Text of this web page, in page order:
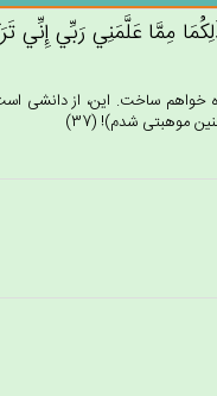
ذَلِكُمَا مِمَّا عَلَّمَنِي‌ رَبِّي‌
خواهم ساخت. اين، از دانشى
موهبتى شدم)! (37)